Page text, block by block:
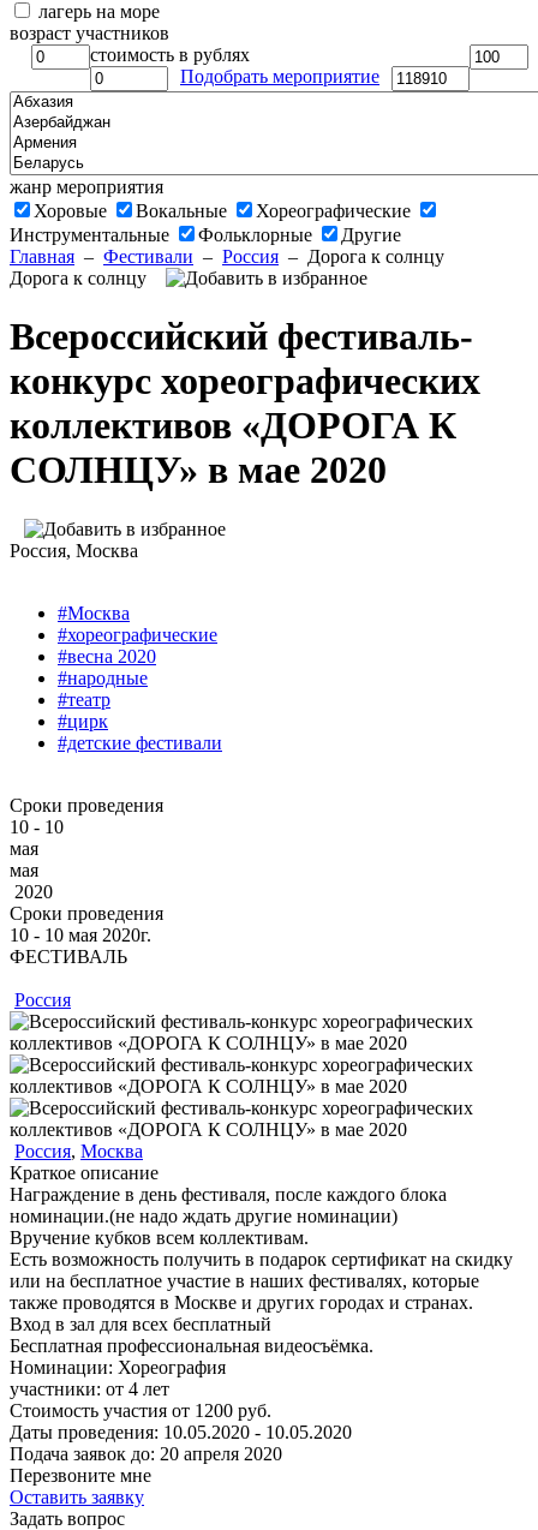
лагерь на море
возраст участников
стоимость в рублях
Подобрать мероприятие
жанр мероприятия
Хоровые
Вокальные
Хореографические
Инструментальные
Фольклорные
Другие
Главная – Фестивали – Россия – Дорога к солнцу
Дорога к солнцу
Всероссийский фестиваль-
конкурс хореографических
коллективов «ДОРОГА К
СОЛНЦУ» в мае 2020
Россия, Москва
#Москва
#хореографические
#весна 2020
#народные
#театр
#цирк
#детские фестивали
Сроки проведения
10 - 10
мая
мая
2020
Сроки проведения
10 ‐ 10 мая 2020г.
ФЕСТИВАЛЬ
Россия
Россия, Москва
Краткое описание
Награждение в день фестиваля, после каждого блока
номинации.(не надо ждать другие номинации)
Вручение кубков всем коллективам.
Есть возможность получить в подарок сертификат на скидку
или на бесплатное участие в наших фестивалях, которые
также проводятся в Москве и других городах и странах.
Вход в зал для всех бесплатный
Бесплатная профессиональная видеосъёмка.
Номинации: Хореография
участники: от 4 лет
Стоимость участия от 1200 руб.
Даты проведения: 10.05.2020 - 10.05.2020
Подача заявок до: 20 апреля 2020
Перезвоните мне
Оставить заявку
Задать вопрос